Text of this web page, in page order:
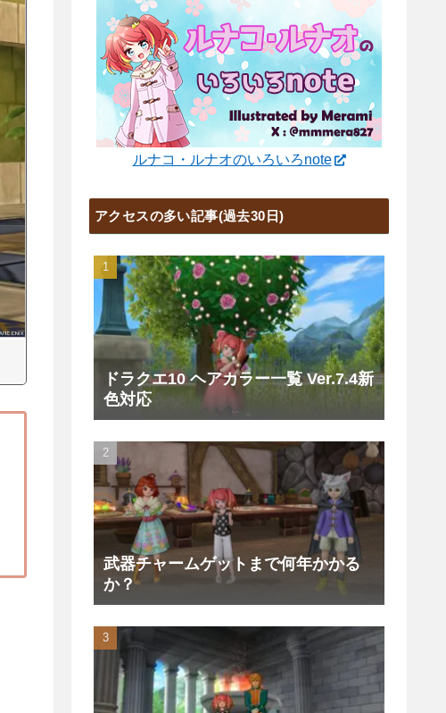
ルナコ・ルナオのいろいろnote
アクセスの多い記事(過去30日)
ドラクエ10 ヘアカラー一覧 Ver.7.4新
色対応
武器チャームゲットまで何年かかる
か？